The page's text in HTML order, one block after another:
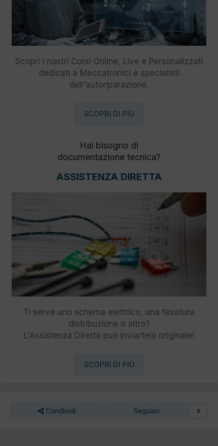
Scopri i nostri Corsi Online, Live e Personalizzati
dedicati a Meccatronici e specialisti
dell'autoriparazione.
SCOPRI DI PIÙ
Hai bisogno di
documentazione tecnica?
ASSISTENZA DIRETTA
Ti serve uno schema elettrico, una fasatura
distribuzione o altro?
L'Assistenza Diretta può inviartelo originale!
SCOPRI DI PIÙ
Condividi Seguaci 3